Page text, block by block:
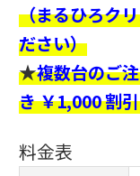
（まるひろク
ださい）
★複数台のご
き ￥1,000 割
料金表